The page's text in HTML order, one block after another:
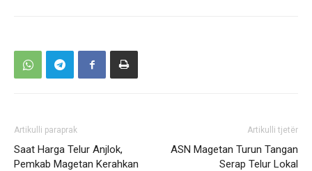
Artikulli paraprak
Saat Harga Telur Anjlok,
Pemkab Magetan Kerahkan
Artikulli tjetër
ASN Magetan Turun Tangan
Serap Telur Lokal